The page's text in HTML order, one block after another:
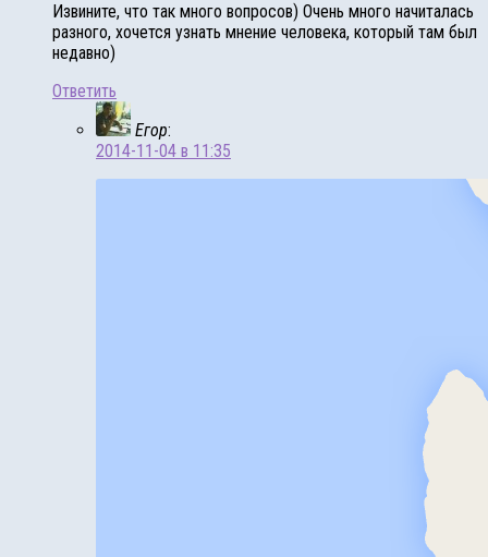
Извините, что так много вопросов) Очень много начиталась
разного, хочется узнать мнение человека, который там был
недавно)
Ответить
Егор:
2014-11-04 в 11:35